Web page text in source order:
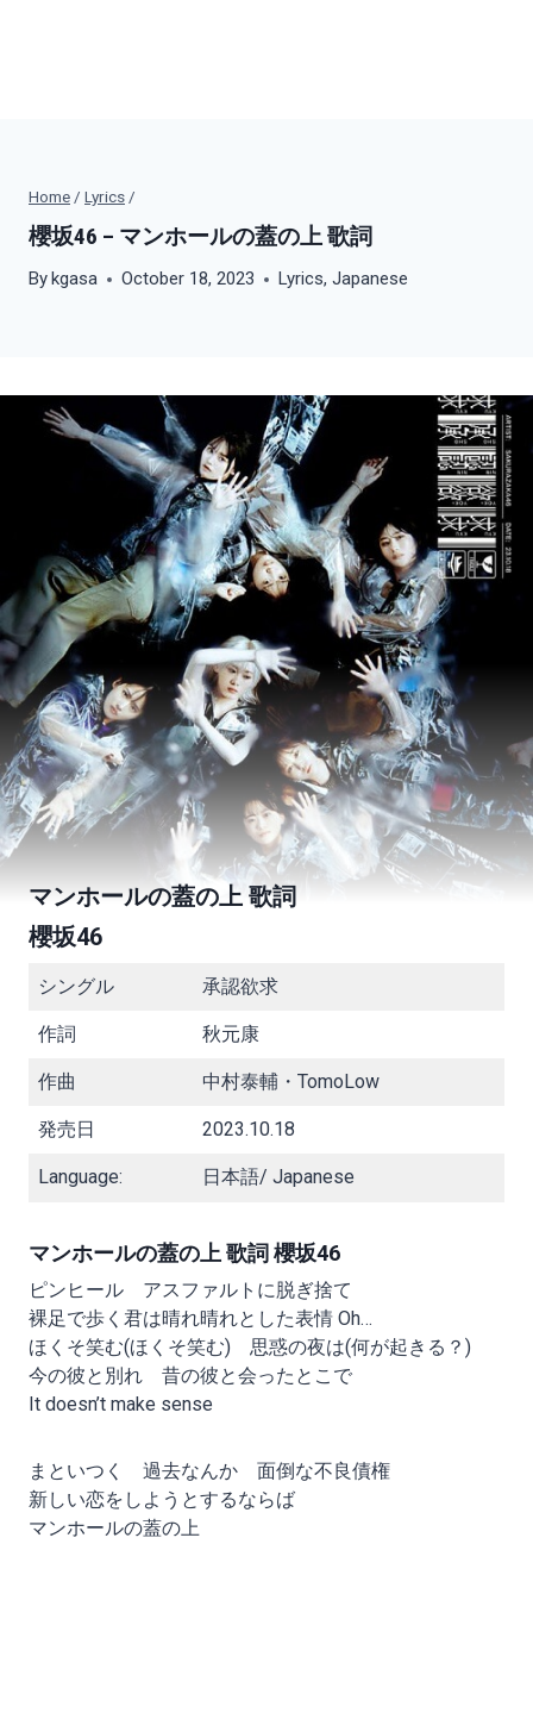
Home / Lyrics /
櫻坂46 – マンホールの蓋の上 歌詞
Bykgasa October 18, 2023 Lyrics,Japanese
マンホールの蓋の上 歌詞
櫻坂46
シングル 承認欲求
作詞 秋元康
作曲 中村泰輔・TomoLow
発売日 2023.10.18
Language: 日本語/ Japanese
マンホールの蓋の上 歌詞 櫻坂46
ピンヒール アスファルトに脱ぎ捨て
裸足で歩く君は晴れ晴れとした表情 Oh…
ほくそ笑む(ほくそ笑む) 思惑の夜は(何が起きる？)
今の彼と別れ 昔の彼と会ったとこで
It doesn’t make sense
まといつく 過去なんか 面倒な不良債権
新しい恋をしようとするならば
マンホールの蓋の上